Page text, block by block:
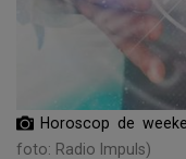
Horoscop de
foto: Radio Impuls)